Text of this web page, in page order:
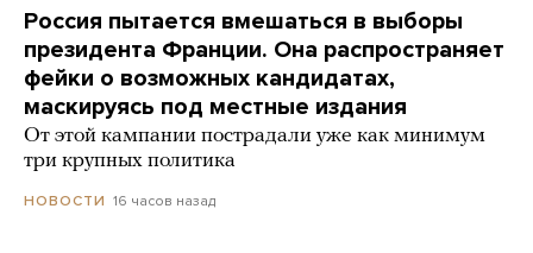
Россия пытается вмешаться в выборы
президента Франции. Она распространяет
фейки о возможных кандидатах,
маскируясь под местные издания
От этой кампании пострадали уже как минимум
три крупных политика
НОВОСТИ 16 часов назад